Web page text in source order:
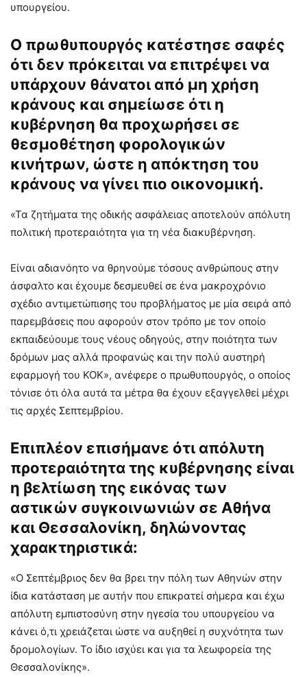
υπουργείου.
Ο πρωθυπουργός κατέστησε σαφές
ότι δεν πρόκειται να επιτρέψει να
υπάρχουν θάνατοι από μη χρήση
κράνους και σημείωσε ότι η
κυβέρνηση θα προχωρήσει σε
θεσμοθέτηση φορολογικών
κινήτρων, ώστε η απόκτηση του
κράνους να γίνει πιο οικονομική.
«Τα ζητήματα της οδικής ασφάλειας αποτελούν απόλυτη
πολιτική προτεραιότητα για τη νέα διακυβέρνηση.
Είναι αδιανόητο να θρηνούμε τόσους ανθρώπους στην
άσφαλτο και έχουμε δεσμευθεί σε ένα μακροχρόνιο
σχέδιο αντιμετώπισης του προβλήματος με μία σειρά από
παρεμβάσεις που αφορούν στον τρόπο με τον οποίο
εκπαιδεύουμε τους νέους οδηγούς, στην ποιότητα των
δρόμων μας αλλά προφανώς και την πολύ αυστηρή
εφαρμογή του ΚΟΚ», ανέφερε ο πρωθυπουργός, ο οποίος
τόνισε ότι όλα αυτά τα μέτρα θα έχουν εξαγγελθεί μέχρι
τις αρχές Σεπτεμβρίου.
Επιπλέον επισήμανε ότι απόλυτη
προτεραιότητα της κυβέρνησης είναι
η βελτίωση της εικόνας των
αστικών συγκοινωνιών σε Αθήνα
και Θεσσαλονίκη, δηλώνοντας
χαρακτηριστικά:
«Ο Σεπτέμβριος δεν θα βρει την πόλη των Αθηνών στην
ίδια κατάσταση με αυτήν που επικρατεί σήμερα και έχω
απόλυτη εμπιστοσύνη στην ηγεσία του υπουργείου να
κάνει ό,τι χρειάζεται ώστε να αυξηθεί η συχνότητα των
δρομολογίων. Το ίδιο ισχύει και για τα λεωφορεία της
Θεσσαλονίκης».